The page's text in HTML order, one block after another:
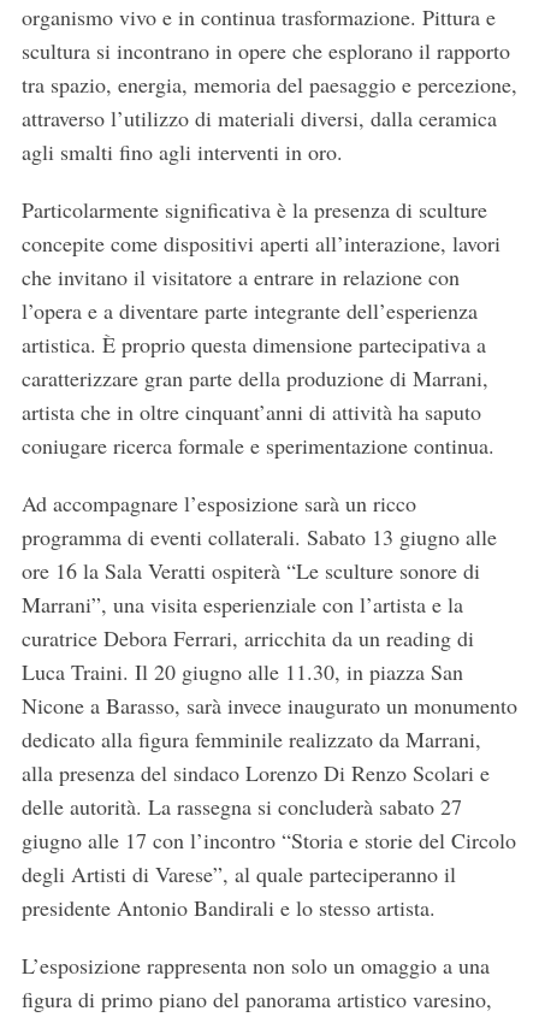
organismo vivo e in continua trasformazione. Pittura e
scultura si incontrano in opere che esplorano il rapporto
tra spazio, energia, memoria del paesaggio e percezione,
attraverso l’utilizzo di materiali diversi, dalla ceramica
agli smalti fino agli interventi in oro.
Particolarmente significativa è la presenza di sculture
concepite come dispositivi aperti all’interazione, lavori
che invitano il visitatore a entrare in relazione con
l’opera e a diventare parte integrante dell’esperienza
artistica. È proprio questa dimensione partecipativa a
caratterizzare gran parte della produzione di Marrani,
artista che in oltre cinquant’anni di attività ha saputo
coniugare ricerca formale e sperimentazione continua.
Ad accompagnare l’esposizione sarà un ricco
programma di eventi collaterali. Sabato 13 giugno alle
ore 16 la Sala Veratti ospiterà “Le sculture sonore di
Marrani”, una visita esperienziale con l’artista e la
curatrice Debora Ferrari, arricchita da un reading di
Luca Traini. Il 20 giugno alle 11.30, in piazza San
Nicone a Barasso, sarà invece inaugurato un monumento
dedicato alla figura femminile realizzato da Marrani,
alla presenza del sindaco Lorenzo Di Renzo Scolari e
delle autorità. La rassegna si concluderà sabato 27
giugno alle 17 con l’incontro “Storia e storie del Circolo
degli Artisti di Varese”, al quale parteciperanno il
presidente Antonio Bandirali e lo stesso artista.
L’esposizione rappresenta non solo un omaggio a una
figura di primo piano del panorama artistico varesino,